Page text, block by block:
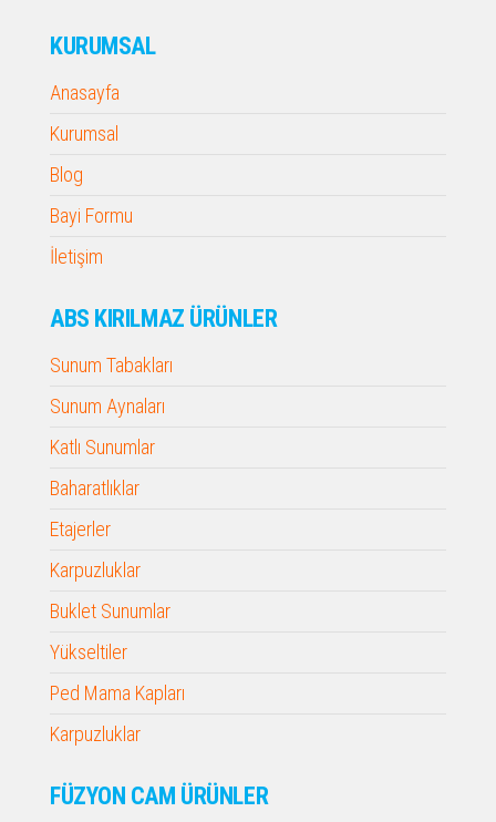
KURUMSAL
Anasayfa
Kurumsal
Blog
Bayi Formu
İletişim
ABS KIRILMAZ ÜRÜNLER
Sunum Tabakları
Sunum Aynaları
Katlı Sunumlar
Baharatlıklar
Etajerler
Karpuzluklar
Buklet Sunumlar
Yükseltiler
Ped Mama Kapları
Karpuzluklar
FÜZYON CAM ÜRÜNLER